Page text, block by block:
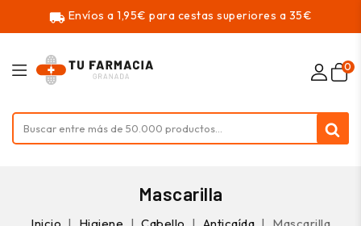
local_shipping Envíos a 1,95€ para cestas superiores a 35€
0
Mascarilla
Inicio Higiene Cabello Anticaída Mascarilla